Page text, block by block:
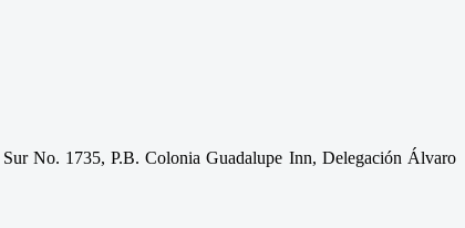
No. 1735, P.B. Colonia Guadalupe Inn, Delegación Álvaro